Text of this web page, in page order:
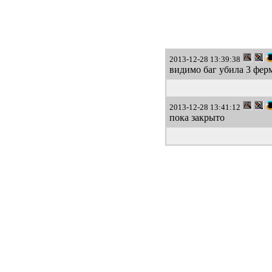
2013-12-28 13:39:38
видимо баг убила 3
2013-12-28 13:41:12
пока закрыто